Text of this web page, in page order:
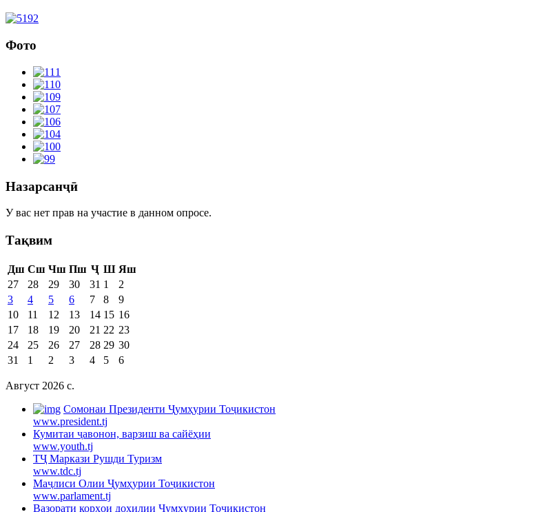
Фото
Назарсанҷӣ
У вас нет прав на участие в данном опросе.
Тақвим
Дш Сш Чш Пш Ҷ Ш Яш
27
28 29 30 31 1
2
3
4 5 6 7 8
9
10
11 12 13 14 15 16
17
18 19 20 21 22 23
24
25 26 27 28 29 30
31
1 2 3 4 5 6
Август 2026 c.
Cомонаи Президенти Ҷумҳурии Тоҷикистон
www.president.tj
Кумитаи ҷавонон, варзиш ва сайёҳии
www.youth.tj
ТҶ Маркази Рушди Туризм
www.tdc.tj
Маҷлиси Олии Ҷумҳурии Тоҷикистон
www.parlament.tj
Вазорати корҳои дохилии Ҷумҳурии Тоҷикистон